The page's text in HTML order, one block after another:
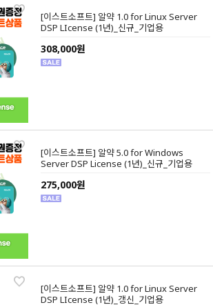
[이스트소프트] 알약 1.0 for Linux Server
DSP LIcense (1년)_신규_기업용
308,000원
[이스트소프트] 알약 5.0 for Windows
Server DSP License (1년)_신규_기업용
275,000원
[이스트소프트] 알약 1.0 for Linux Server
DSP LIcense (1년)_갱신_기업용